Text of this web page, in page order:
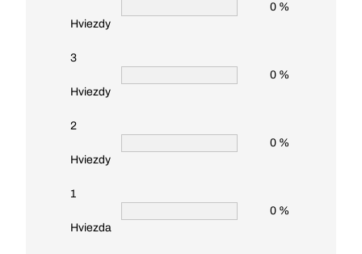
Hviezdy
0 %
3
Hviezdy
0 %
2
Hviezdy
0 %
1
Hviezda
0 %